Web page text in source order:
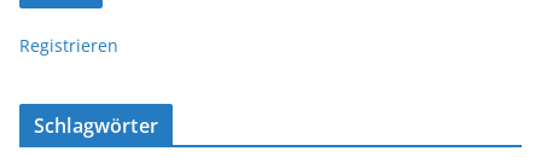
Registrieren
Schlagwörter